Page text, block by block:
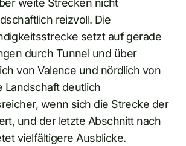
weite Strecken nicht
reizvoll. Die
setzt auf gerade
durch Tunnel und über
von Valence und nördlich von
Landschaft deutlich
wenn sich die Strecke der
und der letzte Abschnitt nach
vielfältigere Ausblicke.